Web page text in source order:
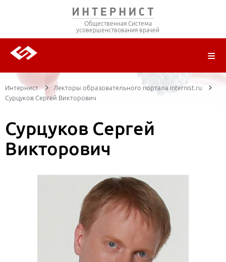
Общественная Система
усовершенствования врачей
ЦИКЛЫ ПЕРЕДАЧ
Интернист
Лекторы образовательного портала internist.ru
Сурцуков Сергей Викторович
Сурцуков Сергей
Викторович